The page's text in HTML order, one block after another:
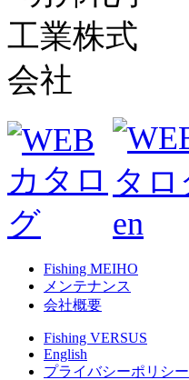
Fishing MEIHO
メンテナンス
会社概要
Fishing VERSUS
English
プライバシーポリシー